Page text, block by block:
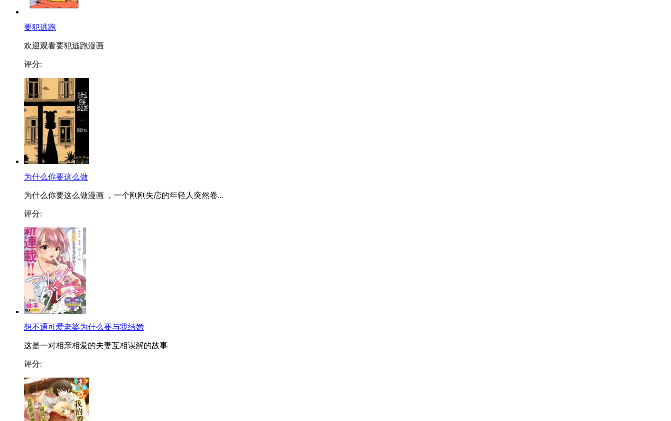
要犯逃跑
欢迎观看要犯逃跑漫画
评分:
为什么你要这么做
为什么你要这么做漫画 ，一个刚刚失恋的年轻人突然卷...
评分:
想不通可爱老婆为什么要与我结婚
这是一对相亲相爱的夫妻互相误解的故事
评分: